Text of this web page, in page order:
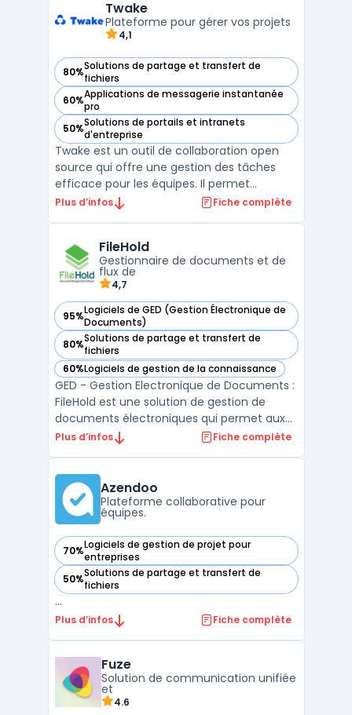
entreprises peuvent créer des
communautés en ligne pour des dépa ...
Twake
Plateforme pour gérer vos projets
4,1
80%Solutions de partage et transfert de
fichiers
— voir Twake dans cette catégorie
60%Applications de messagerie instantanée
pro
— voir Twake dans cette catégorie
50%Solutions de portails et intranets
d'entreprise
— voir Twake dans cette catégorie
Twake est un outil de collaboration open
source qui offre une gestion des tâches
efficace pour les équipes. Il permet
d'organiser les tâches, les projets, le
travail en équipe plus productif et plus
facile, grâce à u ...
Plus d’infos Fiche complète
FileHold
Gestionnaire de documents et de
flux de
4,7
95%Logiciels de GED (Gestion Électronique de
Documents)
— voir FileHold dans cette catégorie
80%Solutions de partage et transfert de
fichiers
— voir FileHold dans cette catégorie
60%Logiciels de gestion de la connaissance
— voir FileHold dans cette catégorie
GED - Gestion Electronique de Documents :
FileHold est une solution de gestion de
documents électroniques qui permet aux
entreprises de stocker, organiser et gérer
peuvent facilement numériser leurs
documents papier exist ...
Plus d’infos Fiche complète
Azendoo
Plateforme collaborative pour
équipes.
70%Logiciels de gestion de projet pour
entreprises
— voir Azendoo dans cette catégorie
50%Solutions de partage et transfert de
fichiers
— voir Azendoo dans cette catégorie
...
Plus d’infos Fiche complète
Fuze
Solution de communication unifiée
et
4.6